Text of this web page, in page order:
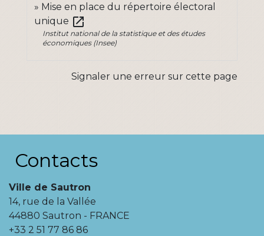
Mise en place du répertoire électoral
unique open_in_new
Institut national de la statistique et des études
économiques (Insee)
Signaler une erreur sur cette page
Contacts
Ville de Sautron
14, rue de la Vallée
44880 Sautron - FRANCE
+33 2 51 77 86 86